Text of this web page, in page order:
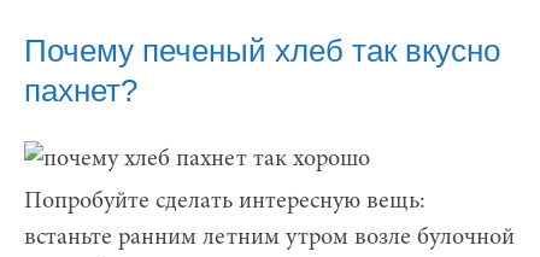
Почему печеный хлеб так вкусно
пахнет?
Попробуйте сделать интересную вещь:
встаньте ранним летним утром возле булочной